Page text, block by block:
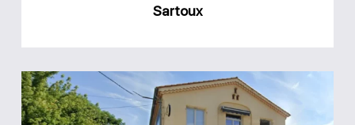
Sartoux
Magasin
Avantage